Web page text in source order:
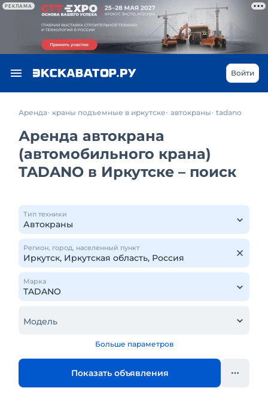
РЕКЛАМА
Войти
Аренда краны подъемные в иркутске автокраны tadano
Аренда автокрана
(автомобильного крана)
TADANO в Иркутске – поиск
Тип техники
Регион, город, населенный пункт
Марка
Модель
Больше параметров
Показать объявления